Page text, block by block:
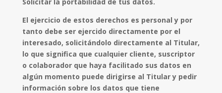
El ejercicio de estos derechos es personal y por
tanto debe ser ejercido directamente por el
interesado, solicitándolo directamente al Titular,
lo que significa que cualquier cliente, suscriptor
o colaborador que haya facilitado sus datos en
algún momento puede dirigirse al Titular y pedir
información sobre los datos que tiene